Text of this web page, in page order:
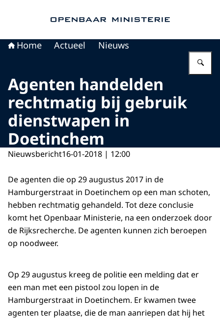
Home Actueel Nieuws
Agenten handelden
rechtmatig bij gebruik
dienstwapen in
Doetinchem
Nieuwsbericht16-01-2018 | 12:00
De agenten die op 29 augustus 2017 in de
Hamburgerstraat in Doetinchem op een man schoten,
hebben rechtmatig gehandeld. Tot deze conclusie
komt het Openbaar Ministerie, na een onderzoek door
de Rijksrecherche. De agenten kunnen zich beroepen
op noodweer.
Op 29 augustus kreeg de politie een melding dat er
een man met een pistool zou lopen in de
Hamburgerstraat in Doetinchem. Er kwamen twee
agenten ter plaatse, die de man aanriepen dat hij het